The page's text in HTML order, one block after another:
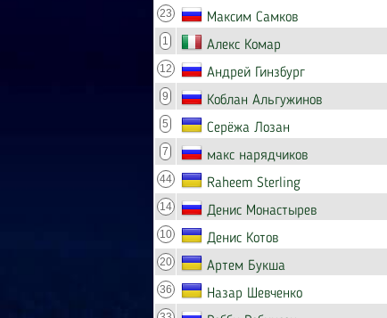
23 Максим Самков
1 Алекс Комар
12 Андрей Гинзбург
9 Коблан Альгужинов
5 Серёжа Лозан
7 макс нарядчиков
44 Raheem Sterling
14 Денис Монастырев
10 Денис Котов
20 Артем Букша
36 Назар Шевченко